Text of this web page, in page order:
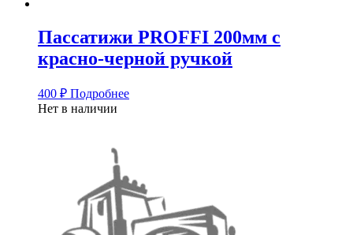
Пассатижи PROFFI 200мм с
красно-черной ручкой
400 ₽ Подробнее
Нет в наличии